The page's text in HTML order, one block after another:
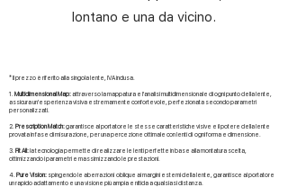
lontano e una da vicino.
* Il prezzo è riferito alla singola lente, IVA inclusa.
1.Multidimensional Map:attraverso la mappatura e l'analisi multidimensionale di ogni punto della lente,
assicura un'esperienza visiva estremamente confortevole, perfezionata secondo parametri
personalizzati.
2.Prescription Match:garantisce al portatore le stesse caratteristiche visive e il potere della lente
provata in fase di misurazione, per una percezione ottimale con lenti di ogni forma e dimensione.
3.Fit All:la tecnologia permette di realizzare le lenti perfette in base alla montatura scelta,
ottimizzando i parametri e massimizzando le prestazioni.
4.Pure Vision: spingendo le aberrazioni oblique ai margini esterni della lente, garantisce al portatore
un rapido adattamento e una visione più ampia e nitida a qualsiasi distanza.